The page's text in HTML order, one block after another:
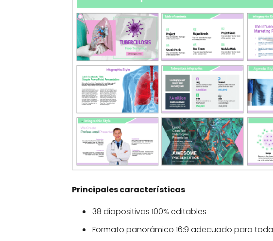
Principales características
38 diapositivas 100% editables
Formato panorámico 16:9 adecuado para